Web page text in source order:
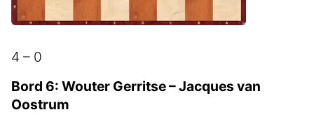
4 – 0
Bord 6: Wouter Gerritse – Jacques van
Oostrum